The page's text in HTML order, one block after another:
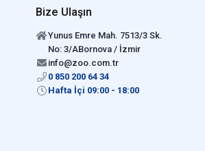
Bize Ulaşın
Yunus Emre Mah. 7513/3 Sk.
No: 3/ABornova / İzmir
info@zoo.com.tr
0 850 200 64 34
Hafta İçi 09:00 - 18:00